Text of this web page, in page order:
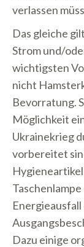
verlassen
Das gleiche
Strom und/
wichtigsten
nicht
Bevorratung.
Möglichkeit
Ukrainekrieg
vorbereitet
Dazu einige